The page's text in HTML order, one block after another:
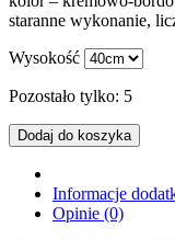
staranne wykonanie,
Wysokość
Pozostało tylko: 5
Dodaj do koszyka
Informacje
Opinie (0)